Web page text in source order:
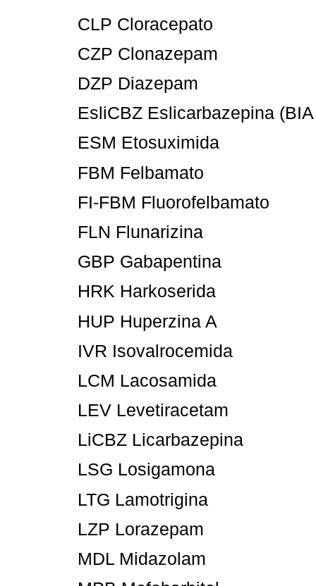
CLP Cloracepato
CZP Clonazepam
DZP Diazepam
EsliCBZ Eslicarbazepina
ESM Etosuximida
FBM Felbamato
FI-FBM Fluorofelbamato
FLN Flunarizina
GBP Gabapentina
HRK Harkoserida
HUP Huperzina A
IVR Isovalrocemida
LCM Lacosamida
LEV Levetiracetam
LiCBZ Licarbazepina
LSG Losigamona
LTG Lamotrigina
LZP Lorazepam
MDL Midazolam